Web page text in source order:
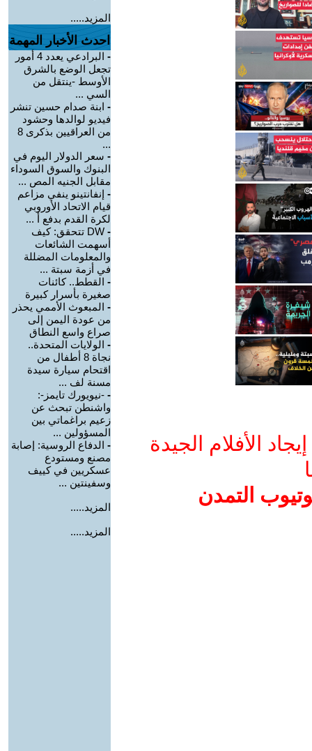
الأفلام الجيدة
التمدن
المزيد.....
احدث الأخبار المهمة
-
البرادعي يعدد 4 أمور
تجعل الوضع بالشرق
الأوسط -ينتقل من
السي ...
- ابنة صدام حسين تنشر
فيديو لوالدها وحشود
من العراقيين بذكرى 8
...
- سعر الدولار اليوم في
البنوك والسوق السوداء
مقابل الجنيه المص ...
- إنفانتينو ينفي مزاعم
قيام الاتحاد الأوروبي
لكرة القدم بدفع أ ...
-
DW تتحقق: كيف
أسهمت الشائعات
والمعلومات المضللة
في أزمة سبتة ...
- القطط.. كائنات
صغيرة بأسرار كبيرة
- المبعوث الأممي يحذر
من عودة اليمن إلى
صراع واسع النطاق
- الولايات المتحدة..
نجاة 8 أطفال من
اقتحام سيارة سيدة
مسنة لف ...
- -نيويورك تايمز-:
واشنطن تبحث عن
زعيم براغماتي بين
المسؤولين ...
- الدفاع الروسية: إصابة
مصنع ومستودع
عسكريين في كييف
وسفينتين ...
المزيد.....
المزيد.....